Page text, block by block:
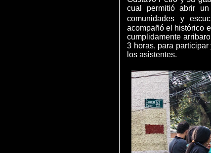
cual permitió abrir
comunidades y
acompañó el histórico
cumplidamente
3 horas, para
los asistentes.